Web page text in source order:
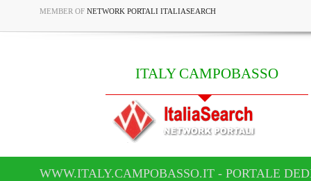
MEMBER OF NETWORK PORTALI ITALIASEARCH
ITALY CAMPOBASSO
WWW.ITALY.CAMPOBASSO.IT - PORTALE